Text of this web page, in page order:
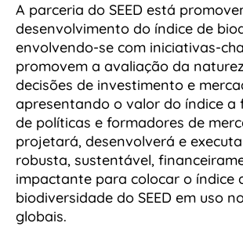
A parceria do SEED está
desenvolvimento do índice de
envolvendo-se com iniciativas-
promovem a avaliação da
decisões de investimento e
apresentando o valor do índice a
de políticas e formadores de
projetará, desenvolverá e
robusta, sustentável,
impactante para colocar o índice
biodiversidade do SEED em uso
globais.